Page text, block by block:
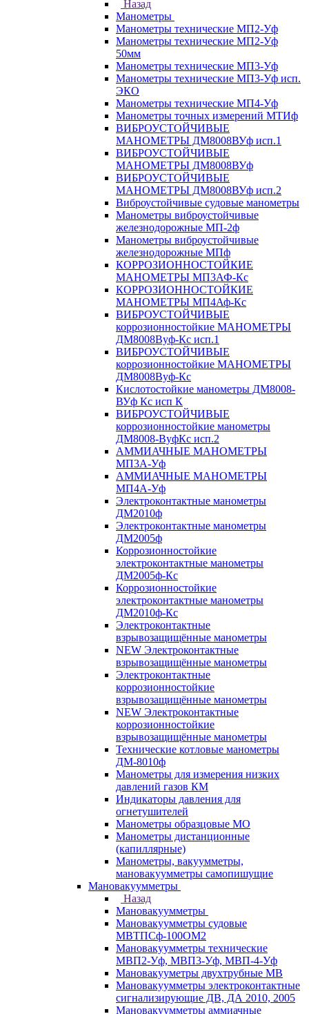
Назад
Манометры
Манометры технические МП2-Уф
Манометры технические МП2-Уф
50мм
Манометры технические МП3-Уф
Манометры технические МП3-Уф исп.
ЭКО
Манометры технические МП4-Уф
Манометры точных измерений МТИф
ВИБРОУСТОЙЧИВЫЕ
МАНОМЕТРЫ ДМ8008ВУф исп.1
ВИБРОУСТОЙЧИВЫЕ
МАНОМЕТРЫ ДМ8008ВУф
ВИБРОУСТОЙЧИВЫЕ
МАНОМЕТРЫ ДМ8008ВУф исп.2
Виброустойчивые судовые манометры
Манометры виброустойчивые
железнодорожные МП-2ф
Манометры виброустойчивые
железнодорожные МПф
КОРРОЗИОННОСТОЙКИЕ
МАНОМЕТРЫ МП3АФ-Кс
КОРРОЗИОННОСТОЙКИЕ
МАНОМЕТРЫ МП4Аф-Кс
ВИБРОУСТОЙЧИВЫЕ
коррозионностойкие МАНОМЕТРЫ
ДМ8008Вуф-Кс исп.1
ВИБРОУСТОЙЧИВЫЕ
коррозионностойкие МАНОМЕТРЫ
ДМ8008Вуф-Кс
Кислотостойкие манометры ДМ8008-
ВУф Кс исп К
ВИБРОУСТОЙЧИВЫЕ
коррозионностойкие манометры
ДМ8008-ВуфКс исп.2
АММИАЧНЫЕ МАНОМЕТРЫ
МП3А-Уф
АММИАЧНЫЕ МАНОМЕТРЫ
МП4А-Уф
Электроконтактные манометры
ДМ2010ф
Электроконтактные манометры
ДМ2005ф
Коррозионностойкие
электроконтактные манометры
ДМ2005ф-Кс
Коррозионностойкие
электроконтактные манометры
ДМ2010ф-Кс
Электроконтактные
взрывозащищённые манометры
NEW Электроконтактные
взрывозащищённые манометры
Электроконтактные
коррозионностойкие
взрывозащищённые манометры
NEW Электроконтактные
коррозионностойкие
взрывозащищённые манометры
Технические котловые манометры
ДМ-8010ф
Манометры для измерения низких
давлений газов КМ
Индикаторы давления для
огнетушителей
Манометры образцовые МО
Манометры дистанционные
(капиллярные)
Манометры, вакуумметры,
мановакуумметры самопишущие
Мановакуумметры
Назад
Мановакуумметры
Мановакуумметры судовые
МВТПСф-100ОМ2
Мановакуумметры технические
МВП2-Уф, МВП3-Уф, МВП-4-Уф
Мановакууметры двухтрубные МВ
Мановакуумметры электроконтактные
сигнализирующие ДВ, ДА 2010, 2005
Мановакуумметры аммиачные